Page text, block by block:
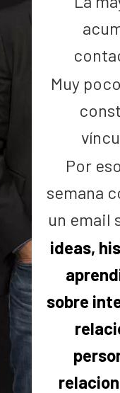
estival, en la
con un
desternillantes.
García, Laura M.
amateurs.
de las entradas
Apadrina la
en apoyo a la
Muy
Por
semana
un email
ideas,
sobre